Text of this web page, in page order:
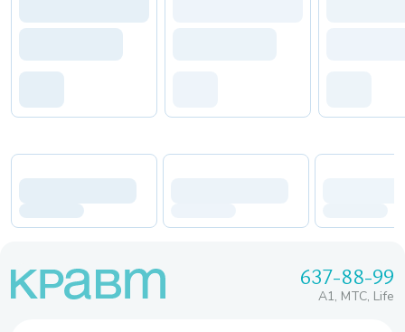
637-88-99
A1, МТС, Life